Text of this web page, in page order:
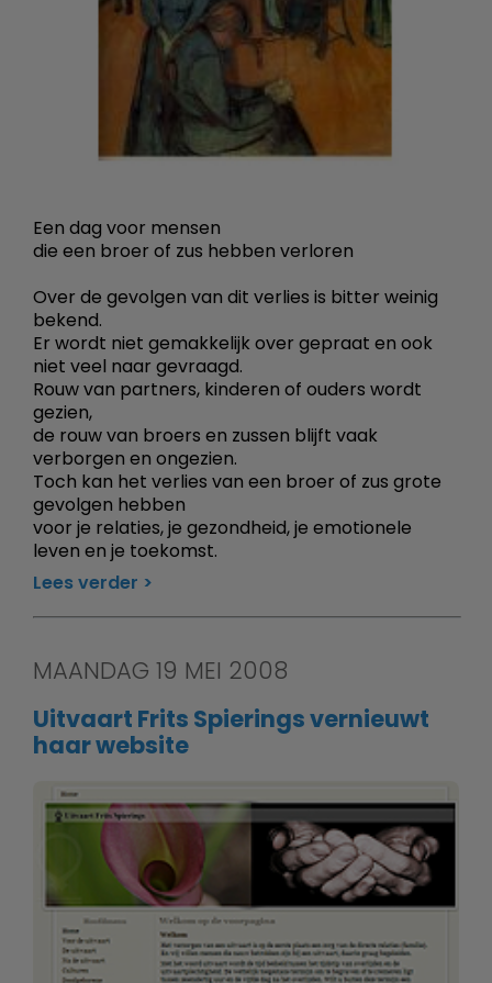
Een dag voor mensen
die een broer of zus hebben verloren
Over de gevolgen van dit verlies is bitter weinig
bekend.
Er wordt niet gemakkelijk over gepraat en ook
niet veel naar gevraagd.
Rouw van partners, kinderen of ouders wordt
gezien,
de rouw van broers en zussen blijft vaak
verborgen en ongezien.
Toch kan het verlies van een broer of zus grote
gevolgen hebben
voor je relaties, je gezondheid, je emotionele
leven en je toekomst.
Lees verder
MAANDAG 19 MEI 2008
Uitvaart Frits Spierings vernieuwt
haar website